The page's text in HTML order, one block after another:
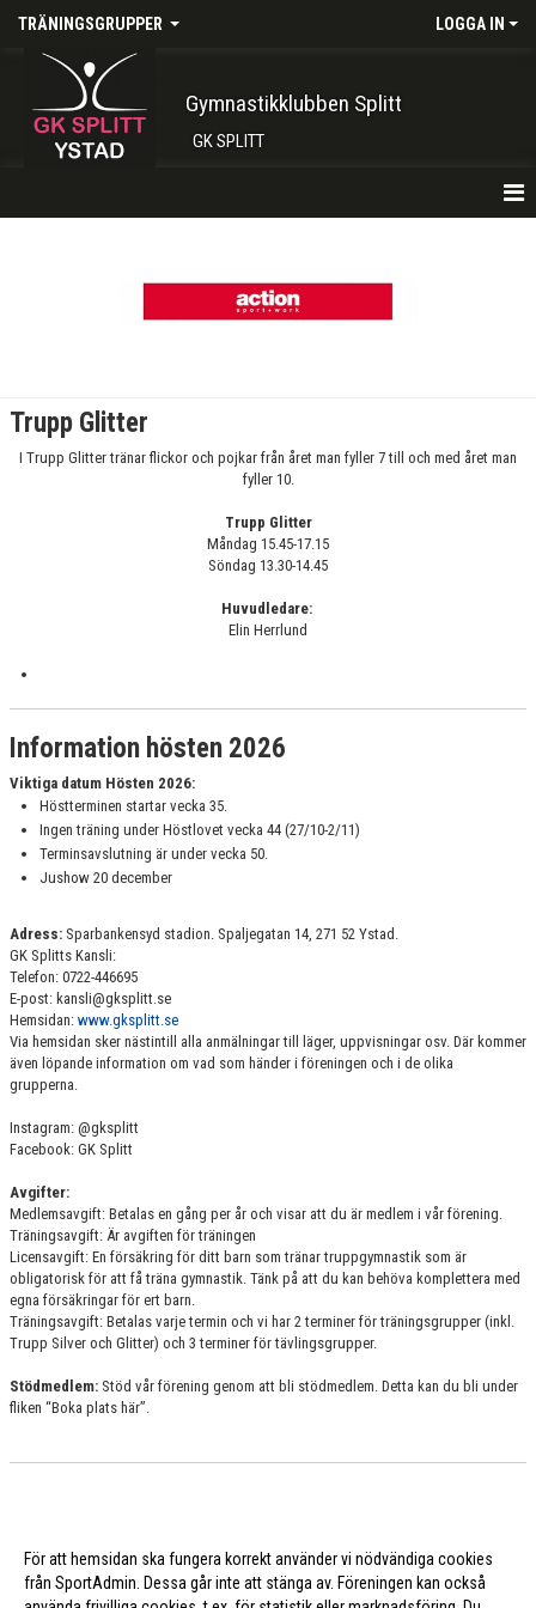
TRÄNINGSGRUPPER LOGGA IN
Gymnastikklubben Splitt
GK SPLITT
KILLTRUPPEN ONSDAG 16:15-17:45
TRUPP GLITTER
KOSTNADER
TRUPP SILVER
VUXENGRUPP 16+
Trupp Glitter
I Trupp Glitter tränar flickor och pojkar från året man fyller 7 till och med året man
fyller 10.
Trupp Glitter
Måndag 15.45-17.15
Söndag 13.30-14.45
Huvudledare:
Elin Herrlund
Information hösten 2026
Viktiga datum Hösten 2026:
Höstterminen startar vecka 35.
Ingen träning under Höstlovet vecka 44 (27/10-2/11)
Terminsavslutning är under vecka 50.
Jushow 20 december
Adress: Sparbankensyd stadion. Spaljegatan 14, 271 52 Ystad.
GK Splitts Kansli:
Telefon: 0722-446695
E-post: kansli@gksplitt.se
Hemsidan: www.gksplitt.se
Via hemsidan sker nästintill alla anmälningar till läger, uppvisningar osv. Där kommer
även löpande information om vad som händer i föreningen och i de olika
grupperna.
Instagram: @gksplitt
Facebook: GK Splitt
Avgifter:
Medlemsavgift: Betalas en gång per år och visar att du är medlem i vår förening.
Träningsavgift: Är avgiften för träningen
Licensavgift: En försäkring för ditt barn som tränar truppgymnastik som är
obligatorisk för att få träna gymnastik. Tänk på att du kan behöva komplettera med
egna försäkringar för ert barn.
Träningsavgift: Betalas varje termin och vi har 2 terminer för träningsgrupper (inkl.
Trupp Silver och Glitter) och 3 terminer för tävlingsgrupper.
Stödmedlem: Stöd vår förening genom att bli stödmedlem. Detta kan du bli under
fliken “Boka plats här”.
För att hemsidan ska fungera korrekt använder vi nödvändiga cookies
från SportAdmin. Dessa går inte att stänga av. Föreningen kan också